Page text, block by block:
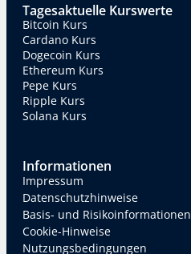
Tagesaktuelle Kurswerte
Bitcoin Kurs
Cardano Kurs
Dogecoin Kurs
Ethereum Kurs
Pepe Kurs
Ripple Kurs
Solana Kurs
Informationen
Impressum
Datenschutzhinweise
Basis- und Risikoinformationen
Cookie-Hinweise
Nutzungsbedingungen